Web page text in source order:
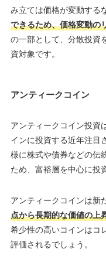
み立ては価格が変動する
できるため、価格変動の
の一部として、分散投資
資対象です。
アンティークコイン
アンティークコイン投資
インに投資する近年注目
様に株式や債券などの伝
ため、富裕層を中心に投
アンティークコインは新
点から長期的な価値の上
希少性の高いコインはコ
評価されるでしょう。